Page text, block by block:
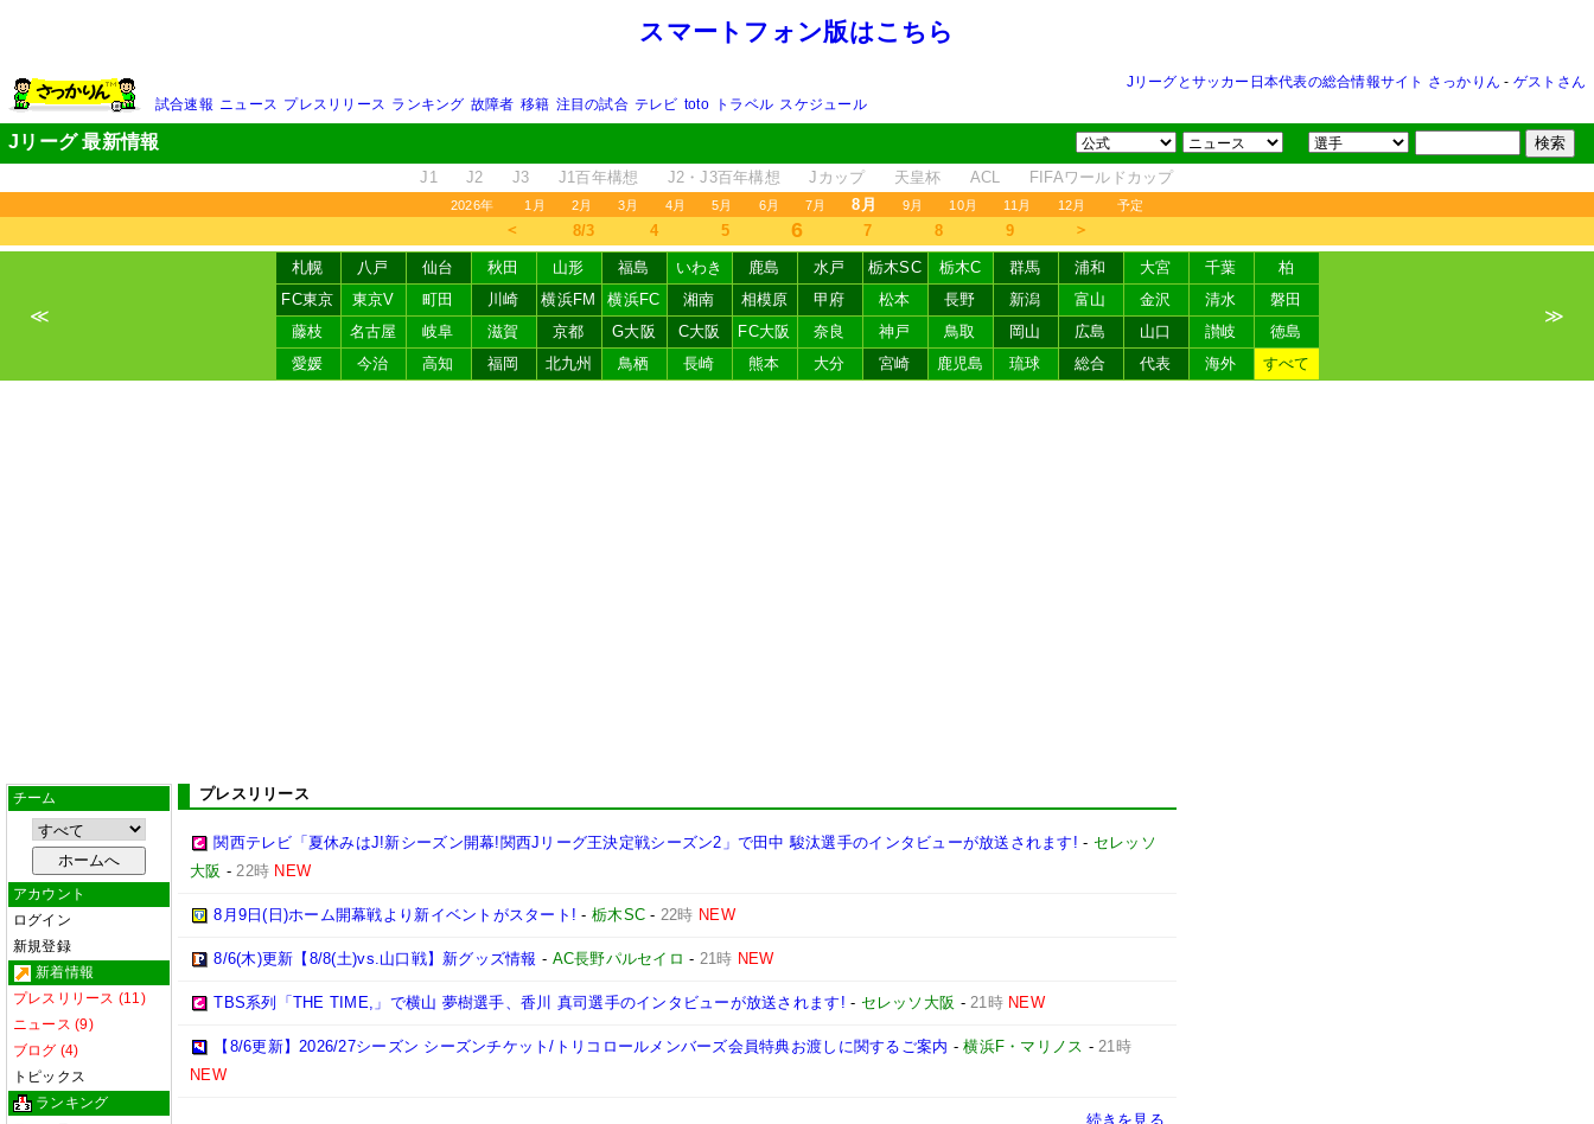
スマートフォン版はこちら
Jリーグとサッカー日本代表の総合情報サイト さっかりん - ゲストさん
試合速報 ニュース プレスリリース ランキング 故障者 移籍 注目の試合 テレビ toto トラベル スケジュール
Jリーグ 最新情報
J1 J2 J3 J1百年構想 J2・J3百年構想 Jカップ 天皇杯 ACL FIFAワールドカップ
2026年 1月 2月 3月 4月 5月 6月 7月 8月 9月 10月 11月 12月 予定
＜ 8/3 4 5 6 7 8 9 ＞
≪
札幌 八戸 仙台 秋田 山形 福島 いわき 鹿島 水戸 栃木SC 栃木C 群馬 浦和 大宮 千葉
柏
FC東京
東京V 町田 川崎 横浜FM 横浜FC 湘南 相模原 甲府 松本 長野 新潟 富山 金沢 清水
磐田
藤枝
名古屋 岐阜 滋賀 京都 G大阪 C大阪 FC大阪 奈良 神戸 鳥取 岡山 広島 山口 讃岐
徳島
愛媛
今治 高知 福岡 北九州 鳥栖 長崎 熊本 大分 宮崎 鹿児島 琉球 総合 代表 海外 すべて
≫
チーム
アカウント
ログイン
新規登録
新着情報
プレスリリース (11)
ニュース (9)
ブログ (4)
トピックス
ランキング
プレスリリース
関西テレビ「夏休みはJ!新シーズン開幕!関西Jリーグ王決定戦シーズン2」で田中 駿汰選手のインタビューが放送されます! - セレッソ
大阪 -22時 NEW
8月9日(日)ホーム開幕戦より新イベントがスタート! -栃木SC - 22時 NEW
8/6(木)更新【8/8(土)vs.山口戦】新グッズ情報 - AC長野パルセイロ - 21時 NEW
TBS系列「THE TIME,」で横山 夢樹選手、香川 真司選手のインタビューが放送されます! - セレッソ大阪 -21時 NEW
【8/6更新】2026/27シーズン シーズンチケット/トリコロールメンバーズ会員特典お渡しに関するご案内 -横浜F・マリノス -21時
NEW
続きを見る